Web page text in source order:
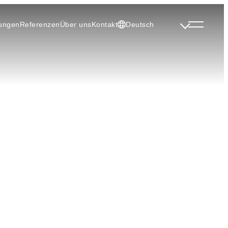
Referenzen Über unsKontakt Deutsch